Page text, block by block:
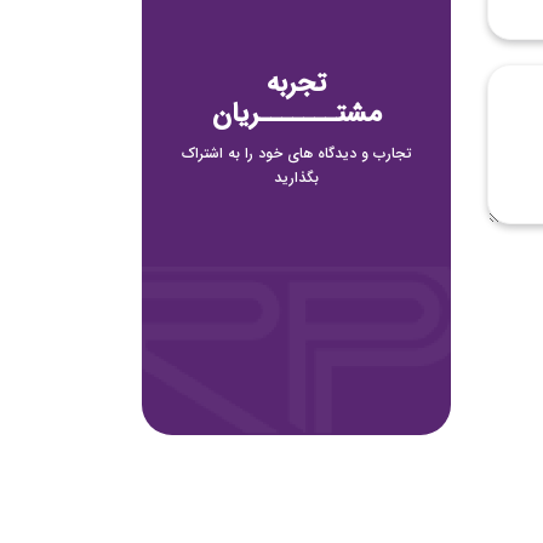
تجربه
مشتـــــــریان
تجارب و دیدگاه های خود را به اشتراک
بگذارید